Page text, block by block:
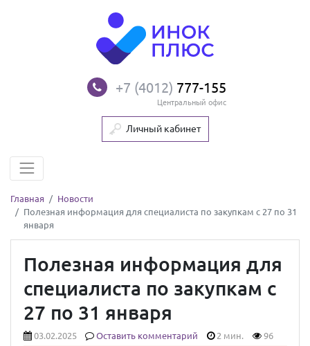
+7 (4012) 777-155
Центральный офис
Личный кабинет
Главная
Новости
Полезная информация для специалиста по закупкам с 27 по 31
января
Полезная информация для
специалиста по закупкам с
27 по 31 января
03.02.2025 Оставить комментарий 2 мин. 96